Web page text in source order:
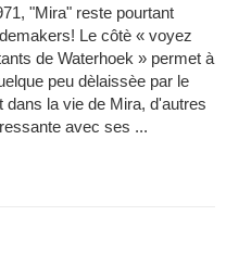
"Mira" reste pourtant
Le côtè « voyez
de Waterhoek » permet à
peu dèlaissèe par le
la vie de Mira, d'autres
avec ses ...